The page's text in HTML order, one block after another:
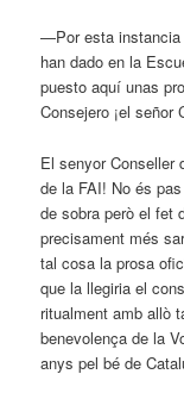
—Por esta instancia
han dado en la
puesto aquí unas
Consejero ¡el señor
El senyor Conseller
de la FAI! No és
de sobra però el fet
precisament més
tal cosa la prosa
que la llegiria el
ritualment amb allò
benevolença de la
anys pel bé de